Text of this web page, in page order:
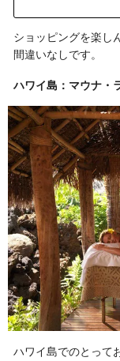
ショッピングを楽し
間違いなしです。
ハワイ島：マウナ・
ハワイ島でのとって